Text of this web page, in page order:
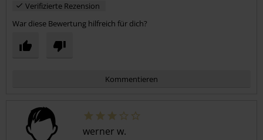
Verifizierte Rezension
War diese Bewertung hilfreich für dich?
Kommentieren
werner w.